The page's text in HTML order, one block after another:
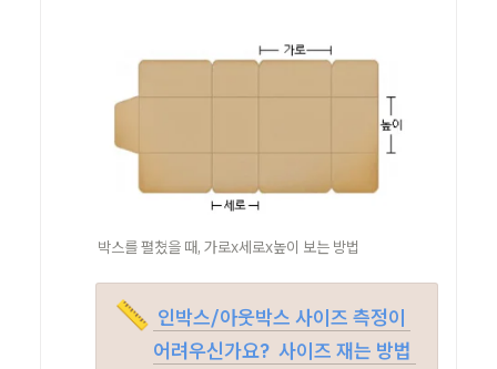
박스를 펼쳤을 때, 가로x세로x높이 보는 방법
📏
어려우신가요?  사이즈 재는 방법